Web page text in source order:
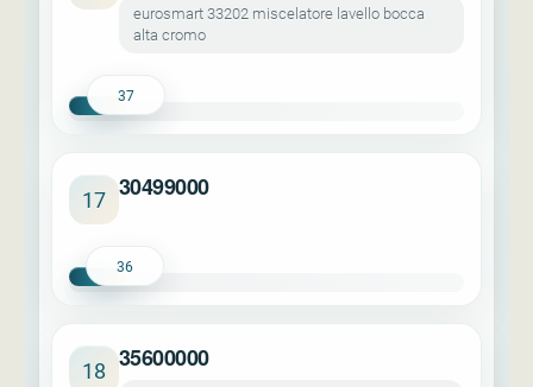
eurosmart 33202 miscelatore lavello bocca
alta cromo
37
17 30499000
36
18 35600000